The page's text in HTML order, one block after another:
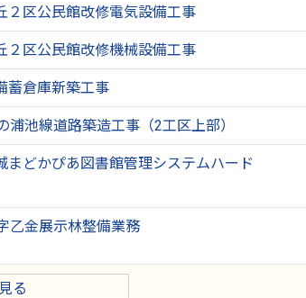
２区公民館改修電気設備工事
２区公民館改修機械設備工事
蓄倉庫新築工事
池線道路築造工事（2工区上部）
どかぴあ図書館管理システムハード
乙金展示林整備業務
る